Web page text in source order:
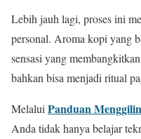
Lebih jauh lagi, proses ini
personal. Aroma kopi yang
sensasi yang
bahkan bisa menjadi ritual
Melalui Panduan
Anda tidak hanya belajar